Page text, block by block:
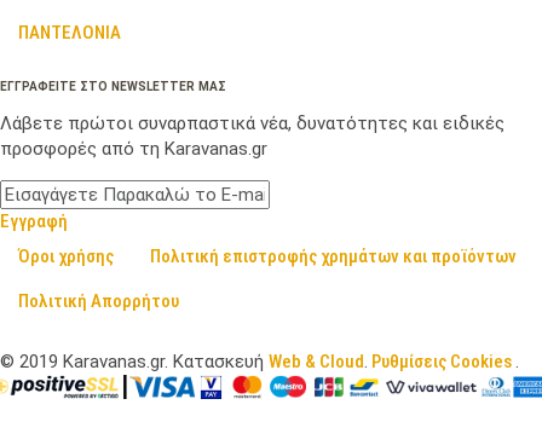
ΠΑΝΤΕΛΟΝΙΑ
ΕΓΓΡΑΦΕΙΤΕ ΣΤΟ NEWSLETTER ΜΑΣ
Λάβετε πρώτοι συναρπαστικά νέα, δυνατότητες και ειδικές
προσφορές από τη Karavanas.gr
Εγγραφή
Όροι χρήσης
Πολιτική επιστροφής χρημάτων και προϊόντων
Πολιτική Απορρήτου
© 2019 Karavanas.gr. Κατασκευή Web & Cloud Ρυθμίσεις Cookies